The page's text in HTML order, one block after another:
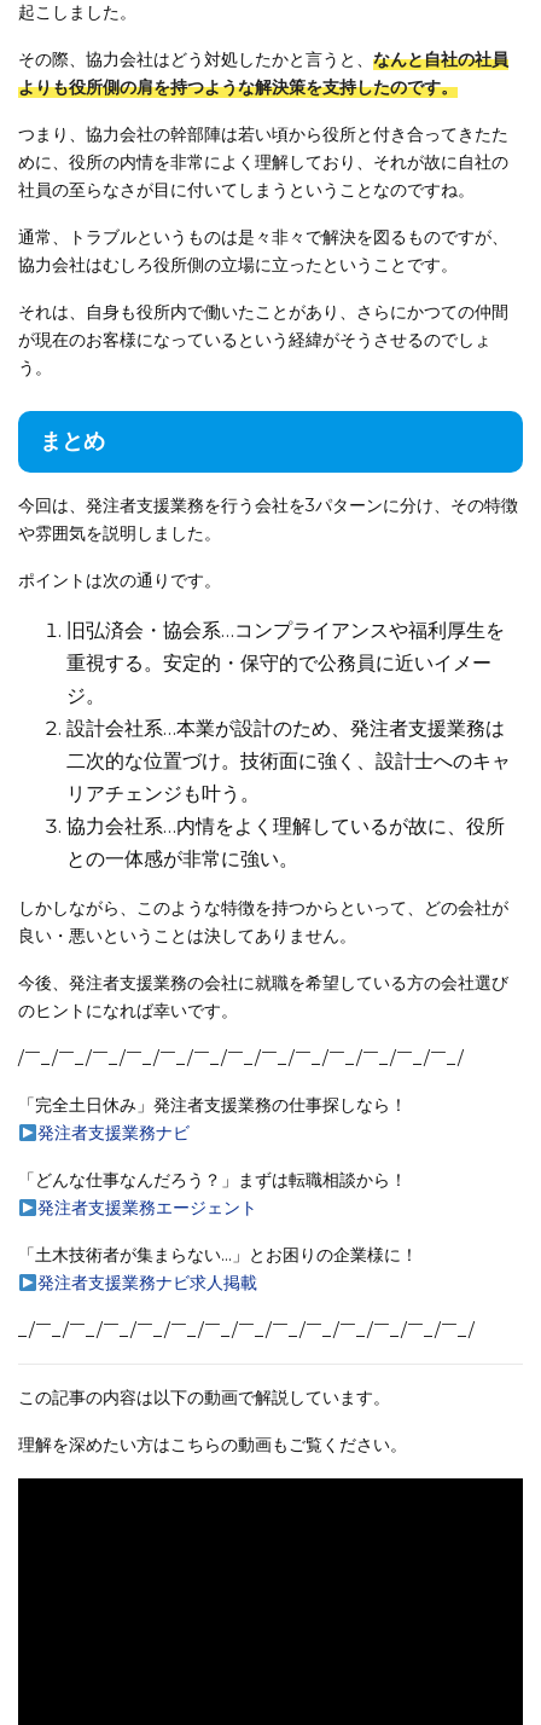
起こしました。
その際、協力会社はどう対処したかと言うと、 なんと自社の社員
よりも役所側の肩を持つような解決策を支持したのです。
つまり、協力会社の幹部陣は若い頃から役所と付き合ってきたた
めに、役所の内情を非常によく理解しており、それが故に自社の
社員の至らなさが目に付いてしまうということなのですね。
通常、トラブルというものは是々非々で解決を図るものですが、
協力会社はむしろ役所側の立場に立ったということです。
それは、自身も役所内で働いたことがあり、さらにかつての仲間
が現在のお客様になっているという経緯がそうさせるのでしょ
う。
まとめ
今回は、発注者支援業務を行う会社を3パターンに分け、その特徴
や雰囲気を説明しました。
ポイントは次の通りです。
旧弘済会・協会系…コンプライアンスや福利厚生を
重視する。安定的・保守的で公務員に近いイメー
ジ。
設計会社系…本業が設計のため、発注者支援業務は
二次的な位置づけ。技術面に強く、設計士へのキャ
リアチェンジも叶う。
協力会社系…内情をよく理解しているが故に、役所
との一体感が非常に強い。
しかしながら、このような特徴を持つからといって、どの会社が
良い・悪いということは決してありません。
今後、発注者支援業務の会社に就職を希望している方の会社選び
のヒントになれば幸いです。
/￣_/￣_/￣_/￣_/￣_/￣_/￣_/￣_/￣_/￣_/￣_/￣_/￣_/
「完全土日休み」発注者支援業務の仕事探しなら！
発注者支援業務ナビ
「どんな仕事なんだろう？」まずは転職相談から！
発注者支援業務エージェント
「土木技術者が集まらない…」とお困りの企業様に！
発注者支援業務ナビ求人掲載
_/￣_/￣_/￣_/￣_/￣_/￣_/￣_/￣_/￣_/￣_/￣_/￣_/￣_/
この記事の内容は以下の動画で解説しています。
理解を深めたい方はこちらの動画もご覧ください。